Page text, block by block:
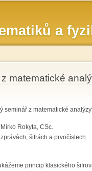
a
matematické
seminář z matematické
Rokyta, CSc.
šifrách a prvočíslech.
princip klasického